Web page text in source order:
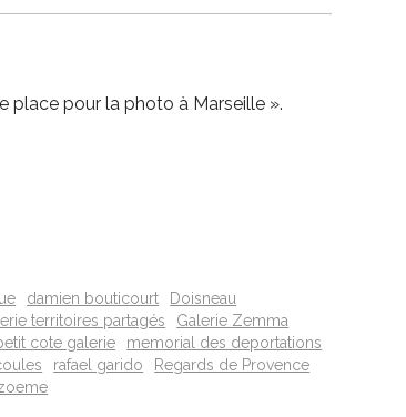
place pour la photo à Marseille ».
damien bouticourt
Doisneau
territoires partagés
Galerie Zemma
cote galerie
memorial des deportations
rafael garido
Regards de Provence